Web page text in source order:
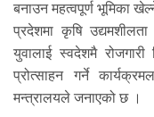
बनाउन महत्वपूर्ण भूमिका
प्रदेशमा कृषि
युवालाई स्वदेशमै
प्रोत्साहन गर्ने
मन्त्रालयले जनाएको छ ।